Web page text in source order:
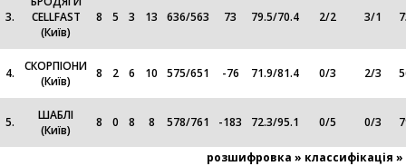
3.
CELLFAST
(Київ)
8 5 3 13 636/563 73 79.5/70.4 2/2 3/1
4.
СКОРПІОНИ
(Київ)
8 2 6 10 575/651 -76 71.9/81.4 0/3 2/3
5.
ШАБЛІ
(Київ)
8 0 8 8 578/761 -183 72.3/95.1 0/5 0/3
розшифровка » классифікація »